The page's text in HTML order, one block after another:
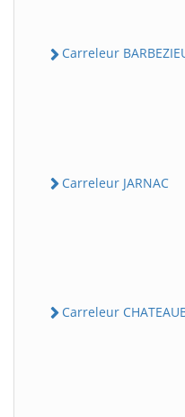
Carreleur
Carreleur JARNAC
Carreleur